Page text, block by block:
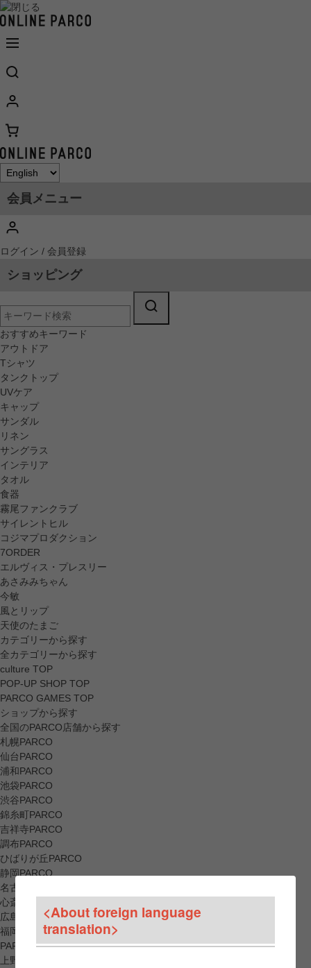
会員メニュー
ログイン / 会員登録
ショッピング
おすすめキーワード
アウトドア
Tシャツ
タンクトップ
UVケア
キャップ
サンダル
リネン
サングラス
インテリア
タオル
食器
霧尾ファンクラブ
サイレントヒル
コジマプロダクション
7ORDER
エルヴィス・プレスリー
あさみみちゃん
今敏
風とリップ
天使のたまご
カテゴリーから探す
全カテゴリーから探す
culture TOP
POP-UP SHOP TOP
PARCO GAMES TOP
ショップから探す
全国のPARCO店舗から探す
札幌PARCO
仙台PARCO
浦和PARCO
池袋PARCO
渋谷PARCO
錦糸町PARCO
吉祥寺PARCO
調布PARCO
ひばりが丘PARCO
静岡PARCO
名古屋PARCO
心斎橋PARCO
広島PARCO
福岡PARCO
PARCO_ya
上野
<About foreign language
translation>